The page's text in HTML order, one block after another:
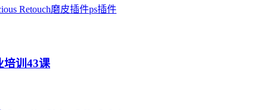
Retouch磨皮插件ps插件
培训43课